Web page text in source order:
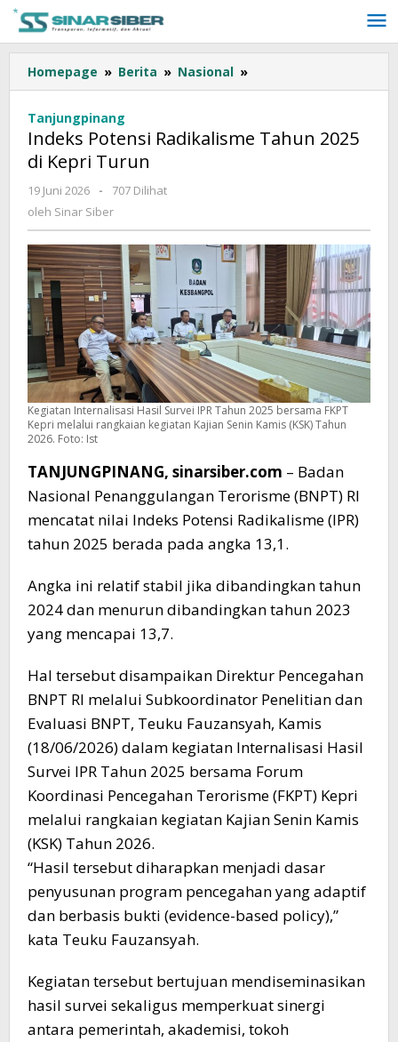
Lewati
konten
Homepage » Berita » Nasional »
Potensi
Tahun
2025
Tanjungpinang
Indeks Potensi Radikalisme Tahun 2025
di Kepri Turun
19 Juni 2026
oleh
Sinar
-
707 Dilihat
oleh Sinar Siber
Kegiatan Internalisasi Hasil Survei IPR Tahun 2025 bersama FKPT
Kepri melalui rangkaian kegiatan Kajian Senin Kamis (KSK) Tahun
2026. Foto: Ist
TANJUNGPINANG, sinarsiber.com – Badan
Nasional Penanggulangan Terorisme (BNPT) RI
mencatat nilai Indeks Potensi Radikalisme (IPR)
tahun 2025 berada pada angka 13,1.
Angka ini relatif stabil jika dibandingkan tahun
2024 dan menurun dibandingkan tahun 2023
yang mencapai 13,7.
Hal tersebut disampaikan Direktur Pencegahan
BNPT RI melalui Subkoordinator Penelitian dan
Evaluasi BNPT, Teuku Fauzansyah, Kamis
(18/06/2026) dalam kegiatan Internalisasi Hasil
Survei IPR Tahun 2025 bersama Forum
Koordinasi Pencegahan Terorisme (FKPT) Kepri
melalui rangkaian kegiatan Kajian Senin Kamis
(KSK) Tahun 2026.
“Hasil tersebut diharapkan menjadi dasar
penyusunan program pencegahan yang adaptif
dan berbasis bukti (evidence-based policy),”
kata Teuku Fauzansyah.
Kegiatan tersebut bertujuan mendiseminasikan
hasil survei sekaligus memperkuat sinergi
antara pemerintah, akademisi, tokoh